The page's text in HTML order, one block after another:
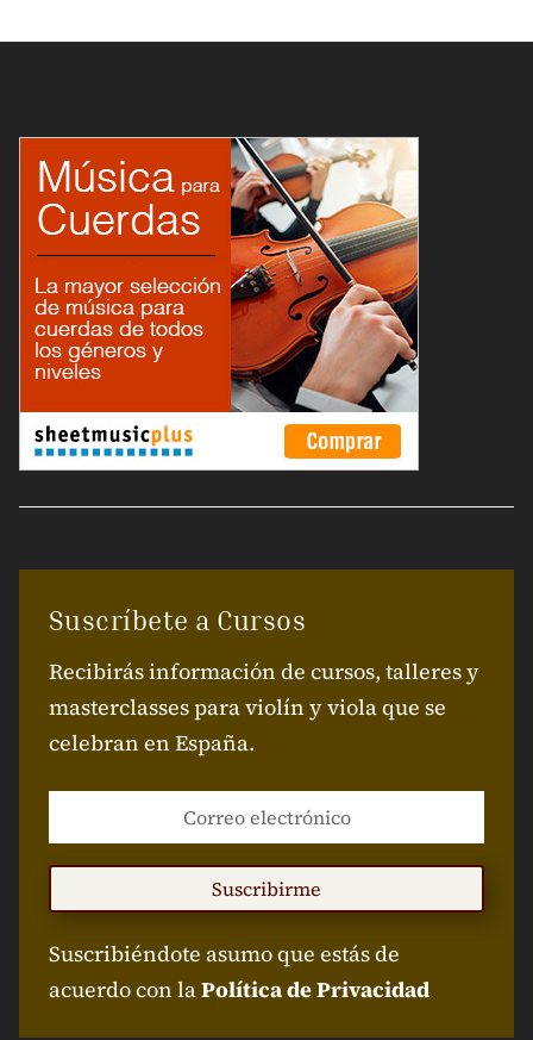
Suscríbete a Cursos
Recibirás información de cursos, talleres y
masterclasses para violín y viola que se
celebran en España.
Suscribirme
Suscribiéndote asumo que estás de
acuerdo con laPolítica de Privacidad